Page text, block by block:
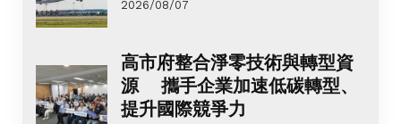
2026/08/07
高市府整合淨零技術與轉型資
源 攜手企業加速低碳轉型、
提升國際競爭力